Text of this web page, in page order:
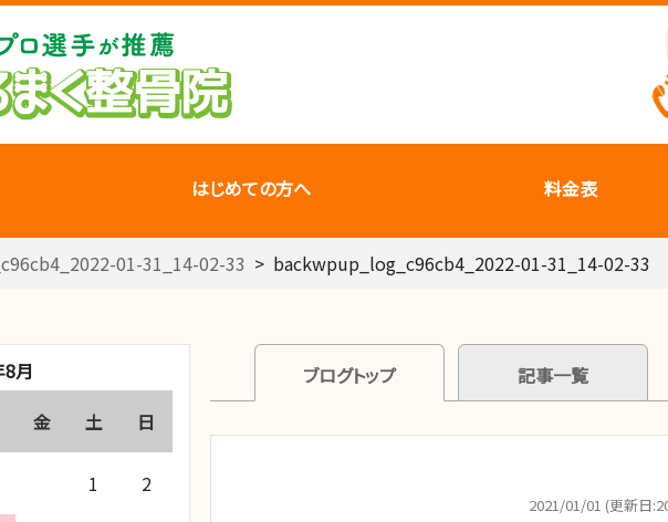
はじめての方へ 料金表
01-31_14-02-33 > backwpup_log_c96cb4_2022-01-31_14-02-33
ブログトップ 記事一覧
2021/01/01 (更新日
月
金 土 日
1 2